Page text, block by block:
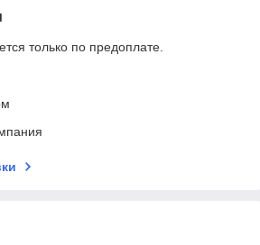
только по предоплате.